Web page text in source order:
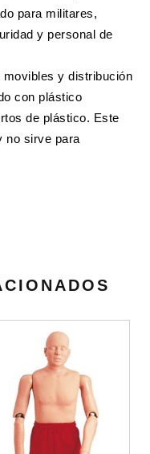
para militares,
y personal de
y distribución
con plástico
de plástico. Este
no sirve para